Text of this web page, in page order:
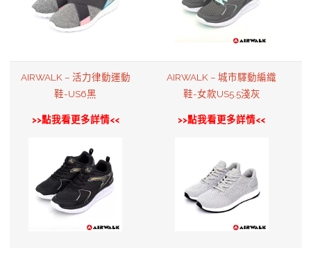
AIRWALK – 活力律動運動
鞋-US6黑
>>點我看更多詳情<<
AIRWALK – 城市驛動編織
鞋-女款US5.5淺灰
>>點我看更多詳情<<